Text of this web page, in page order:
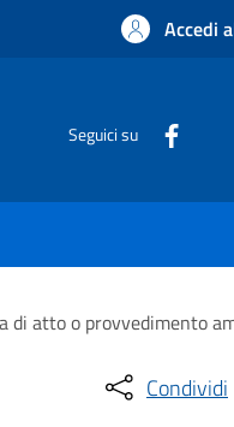
Accedi
Seguici su
di atto o provvedimento
Condividi